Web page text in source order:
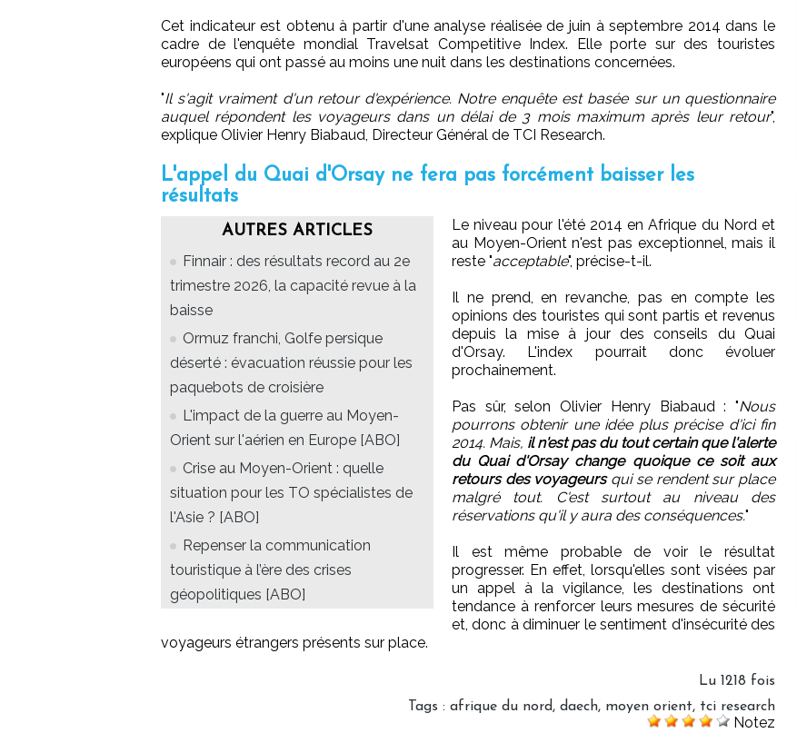
Cet indicateur est obtenu à partir d'une analyse réalisée de juin à septembre 2014 dans le
cadre de l'enquête mondial Travelsat Competitive Index. Elle porte sur des touristes
européens qui ont passé au moins une nuit dans les destinations concernées.
"Il s'agit vraiment d'un retour d'expérience. Notre enquête est basée sur un questionnaire
auquel répondent les voyageurs dans un délai de 3 mois maximum après leur retour",
explique Olivier Henry Biabaud, Directeur Général de TCI Research.
L'appel du Quai d'Orsay ne fera pas forcément baisser les
résultats
AUTRES ARTICLES
Finnair : des résultats record au 2e
trimestre 2026, la capacité revue à la
baisse
Ormuz franchi, Golfe persique
déserté : évacuation réussie pour les
paquebots de croisière
L'impact de la guerre au Moyen-
Orient sur l'aérien en Europe [ABO]
Crise au Moyen-Orient : quelle
situation pour les TO spécialistes de
l'Asie ? [ABO]
Repenser la communication
touristique à l’ère des crises
géopolitiques [ABO]
Le niveau pour l'été 2014 en Afrique du Nord et
au Moyen-Orient n'est pas exceptionnel, mais il
reste "acceptable", précise-t-il.
Il ne prend, en revanche, pas en compte les
opinions des touristes qui sont partis et revenus
depuis la mise à jour des conseils du Quai
d'Orsay. L'index pourrait donc évoluer
prochainement.
Pas sûr, selon Olivier Henry Biabaud : "Nous
pourrons obtenir une idée plus précise d'ici fin
2014. Mais, il n'est pas du tout certain que l'alerte
du Quai d'Orsay change quoique ce soit aux
retours des voyageursqui se rendent sur place
malgré tout. C'est surtout au niveau des
réservations qu'il y aura des conséquences."
Il est même probable de voir le résultat
progresser. En effet, lorsqu'elles sont visées par
un appel à la vigilance, les destinations ont
tendance à renforcer leurs mesures de sécurité
et, donc à diminuer le sentiment d'insécurité des
voyageurs étrangers présents sur place.
Lu 1218 fois
Tags : afrique du nord, daech, moyen orient, tci research
Notez